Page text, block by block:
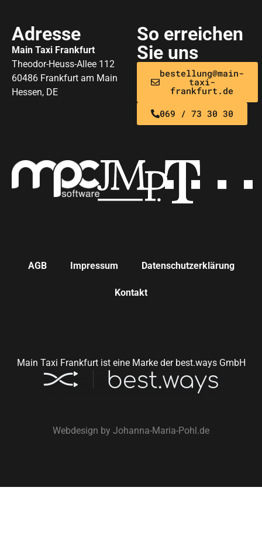
Adresse
Main Taxi Frankfurt
Theodor-Heuss-Allee 112
60486 Frankfurt am Main
Hessen, DE
So erreichen
Sie uns
bestellung@main-
taxi-
frankfurt.de
069 / 73 30 30
AGB Impressum Datenschutzerklärung
Kontakt
Main Taxi Frankfurt ist eine Marke der best.ways GmbH
Webdesign by Johanna-Maria-Pohl.de